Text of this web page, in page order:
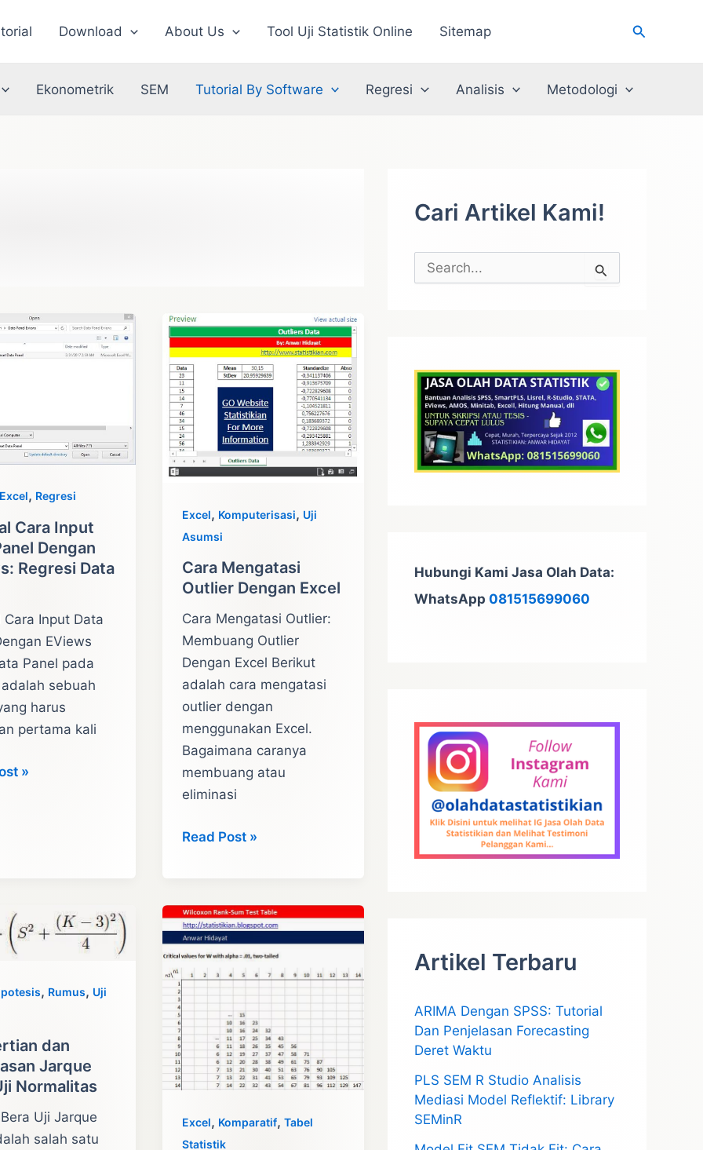
Download About Us Tool Uji Statistik Online Sitemap Cari
Ekonometrik SEM Tutorial By Software Regresi Analisis Metodologi
Excel, Regresi
Cara Input
Dengan
Regresi Data
Cara Input Data
EViews
Panel pada
sebuah
harus
pertama kali
»
Excel, Komputerisasi, Uji
Asumsi
Cara Mengatasi
Outlier Dengan Excel
Cara Mengatasi Outlier:
Membuang Outlier
Dengan Excel Berikut
adalah cara mengatasi
outlier dengan
menggunakan Excel.
Bagaimana caranya
membuang atau
eliminasi
Cara
Dengan
Excel
Read Post »
, Rumus, Uji
dan
Jarque
Normalitas
Uji Jarque
salah satu
Excel, Komparatif,Tabel
Statistik
Cari Artikel Kami!
u
Hubungi Kami Jasa Olah Data:
WhatsApp 081515699060
Artikel Terbaru
ARIMA Dengan SPSS: Tutorial
Dan Penjelasan Forecasting
Deret Waktu
PLS SEM R Studio Analisis
Mediasi Model Reflektif: Library
SEMinR